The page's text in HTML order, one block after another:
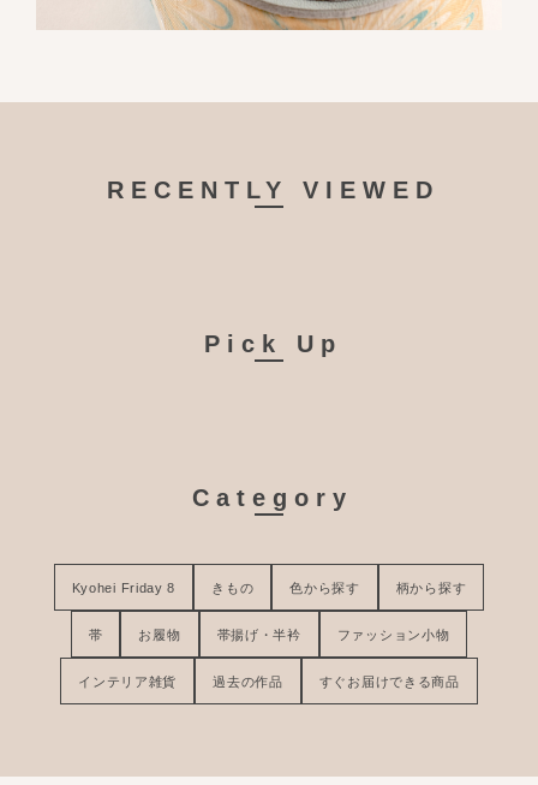
RECENTLY VIEWED
Pick Up
Category
Kyohei Friday 8 きもの 色から探す 柄から探す
帯 お履物 帯揚げ・半衿 ファッション小物
インテリア雑貨 過去の作品 すぐお届けできる商品